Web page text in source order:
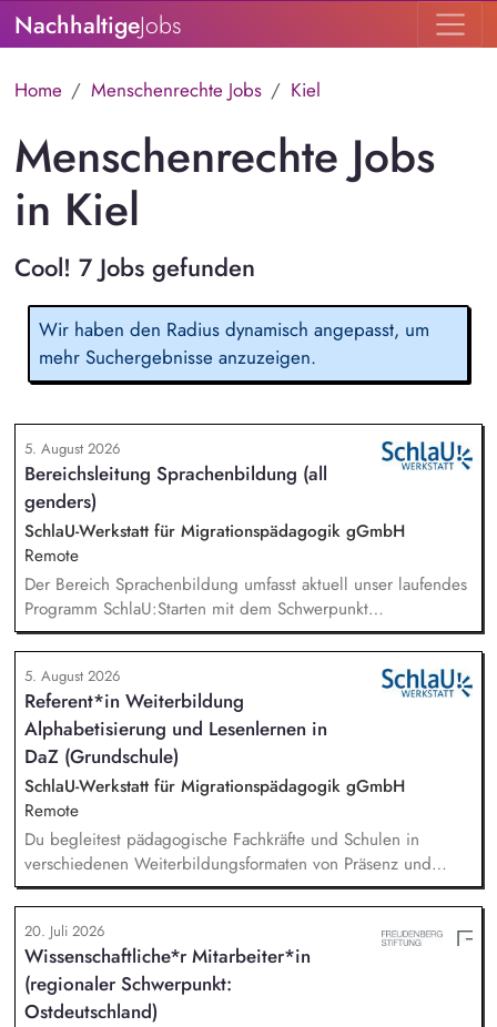
NachhaltigeJobs
Home Menschenrechte Jobs Kiel
Menschenrechte Jobs
in Kiel
Cool! 7 Jobs gefunden
Wir haben den Radius dynamisch angepasst, um
mehr Suchergebnisse anzuzeigen.
5. August 2026
Bereichsleitung Sprachenbildung (all
genders)
SchlaU-Werkstatt für Migrationspädagogik gGmbH
Remote
Der Bereich Sprachenbildung umfasst aktuell unser laufendes
Programm SchlaU:Starten mit dem Schwerpunkt
"Alphabetisierung in DaZ für die Grundschule" sowie
zukünftig weitere auf Unterrichtsmaterial bezogene Projekte
mit den Schwerpunkten sprachensensibles und
rassismuskritisches Deutschlernen von der Grundschule bis in
die Berufliche Bildung. Der Bereich Sprachenbildung
entwickelt in seinen Projekten dazu zielgruppengerechte und
innovative Unterrichtsmaterialien und begleitet pädagogische
Fachkräfte mit daran angeschlossenen
Weiterbildungsangeboten online wie offline.
5. August 2026
Referent*in Weiterbildung
Alphabetisierung und Lesenlernen in
DaZ (Grundschule)
SchlaU-Werkstatt für Migrationspädagogik gGmbH
Remote
Du begleitest pädagogische Fachkräfte und Schulen in
verschiedenen Weiterbildungsformaten von Präsenz und
Online-Workshops bis hin zu pädogischen Tagen und erstellst
Online-Selbstlernkurse für unsere Plattform schlau-lernen.org.
Die inhaltlichen Schwerpunkte liegen dabei auf den
Bereichen Lesen lernen, Mehrsprachigkeitsbewusstsein und
Alphabetisierung in der Grundschule.
20. Juli 2026
Wissenschaftliche*r Mitarbeiter*in
(regionaler Schwerpunkt:
Ostdeutschland)